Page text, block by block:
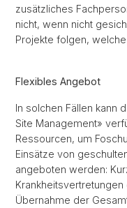
zusätzliches
nicht, wenn nicht
Projekte folgen,
Flexibles Angebot
In solchen Fällen kann
Site Management»
Ressourcen, um
Einsätze von
angeboten werden:
Übernahme der